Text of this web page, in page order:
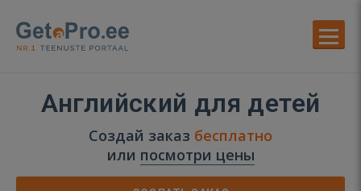
Английский для детей
Создай заказ бесплатно
или посмотри цены